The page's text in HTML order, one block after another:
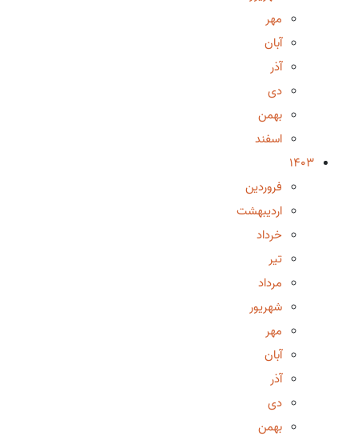
مهر
آبان
آذر
دی
بهمن
اسفند
1403
فروردین
اردیبهشت
خرداد
تیر
مرداد
شهریور
مهر
آبان
آذر
دی
بهمن